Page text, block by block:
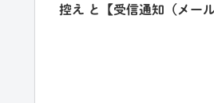
控え と【受信通知（メー